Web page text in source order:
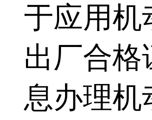
于应用机
出厂合格
息办理机